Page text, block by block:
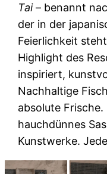
Tai– benannt
der in der
Feierlichkeit
Highlight des
inspiriert,
Nachhaltige
absolute
hauchdünnes
Kunstwerke.